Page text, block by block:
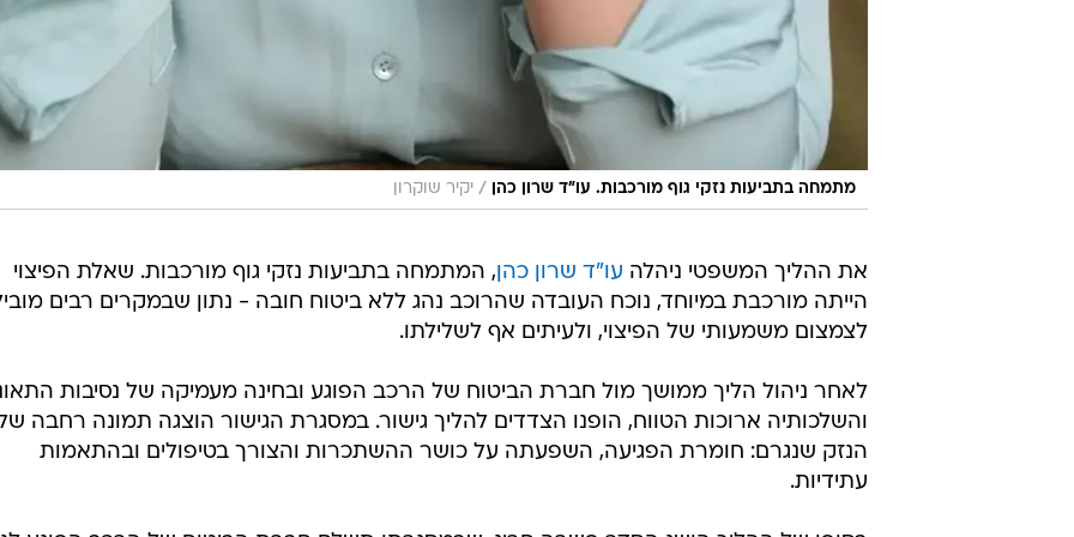
מתמחה בתביעות נזקי גוף מורכבות. עו"ד שרון כהן / יקיר שוקרון
את ההליך המשפטי ניהלה עו"ד שרון כהן , המתמחה בתביעות נזקי גוף מורכבות. שאלת הפיצוי
הייתה מורכבת במיוחד, נוכח העובדה שהרוכב נהג ללא ביטוח חובה - נתון שבמקרים רבים
לצמצום משמעותי של הפיצוי, ולעיתים אף לשלילתו.
לאחר ניהול הליך ממושך מול חברת הביטוח של הרכב הפוגע ובחינה מעמיקה של נסיבות
והשלכותיה ארוכות הטווח, הופנו הצדדים להליך גישור. במסגרת הגישור הוצגה תמונה רחבה
הנזק שנגרם: חומרת הפגיעה, השפעתה על כושר ההשתכרות והצורך בטיפולים ובהתאמות
עתידיות.